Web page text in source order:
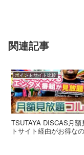
関連記事
ポイントサイト比較
TSUTAYA DISCAS月
トサイト経由がお得な